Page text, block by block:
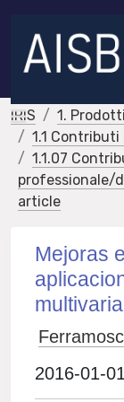
IRIS
1.
1.1
1.1.07
professionale/
article
Mejoras
2016-01-01